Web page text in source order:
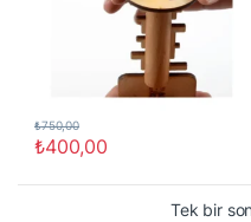
₺400,00
₺750,00
Tek bir